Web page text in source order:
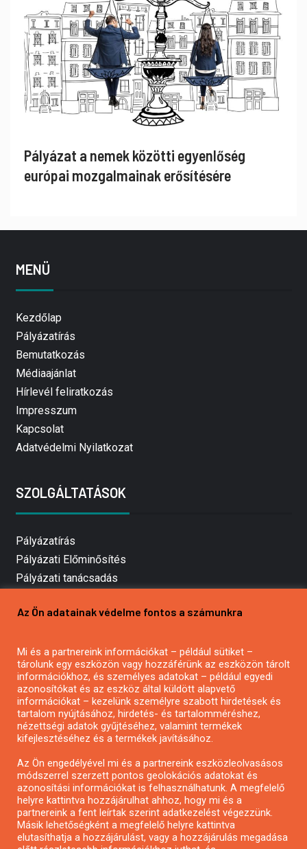
Pályázat a nemek közötti egyenlőség
európai mozgalmainak erősítésére
MENÜ
Kezdőlap
Pályázatírás
Bemutatkozás
Médiaajánlat
Hírlevél feliratkozás
Impresszum
Kapcsolat
Adatvédelmi Nyilatkozat
SZOLGÁLTATÁSOK
Pályázatírás
Pályázati Előminősítés
Pályázati tanácsadás
Mezőgazdasági pályázatírás
Pályázatírás civil szervezeteknek
Pályázatírás önkormányzatoknak
Pályázatfigyelés
Specifikus pályázatfigyelés vagy hírlevél
Pályázatok magánszemélyeknek
Pályázatok civil szervezeteknek
Pályázatok vállalkozásoknak
Az Ön adatainak védelme fontos a számunkra
Mi és a partnereink információkat – például sütiket –
tárolunk egy eszközön vagy hozzáférünk az eszközön tárolt
információkhoz, és személyes adatokat – például egyedi
azonosítókat és az eszköz által küldött alapvető
információkat – kezelünk személyre szabott hirdetések és
tartalom nyújtásához, hirdetés- és tartalomméréshez,
nézettségi adatok gyűjtéséhez, valamint termékek
kifejlesztéséhez és a termékek javításához.
Az Ön engedélyével mi és a partnereink eszközleolvasásos
módszerrel szerzett pontos geolokációs adatokat és
azonosítási információkat is felhasználhatunk. A megfelelő
helyre kattintva hozzájárulhat ahhoz, hogy mi és a
partnereink a fent leírtak szerint adatkezelést végezzünk.
Másik lehetőségként a megfelelő helyre kattintva
elutasíthatja a hozzájárulást, vagy a hozzájárulás megadása